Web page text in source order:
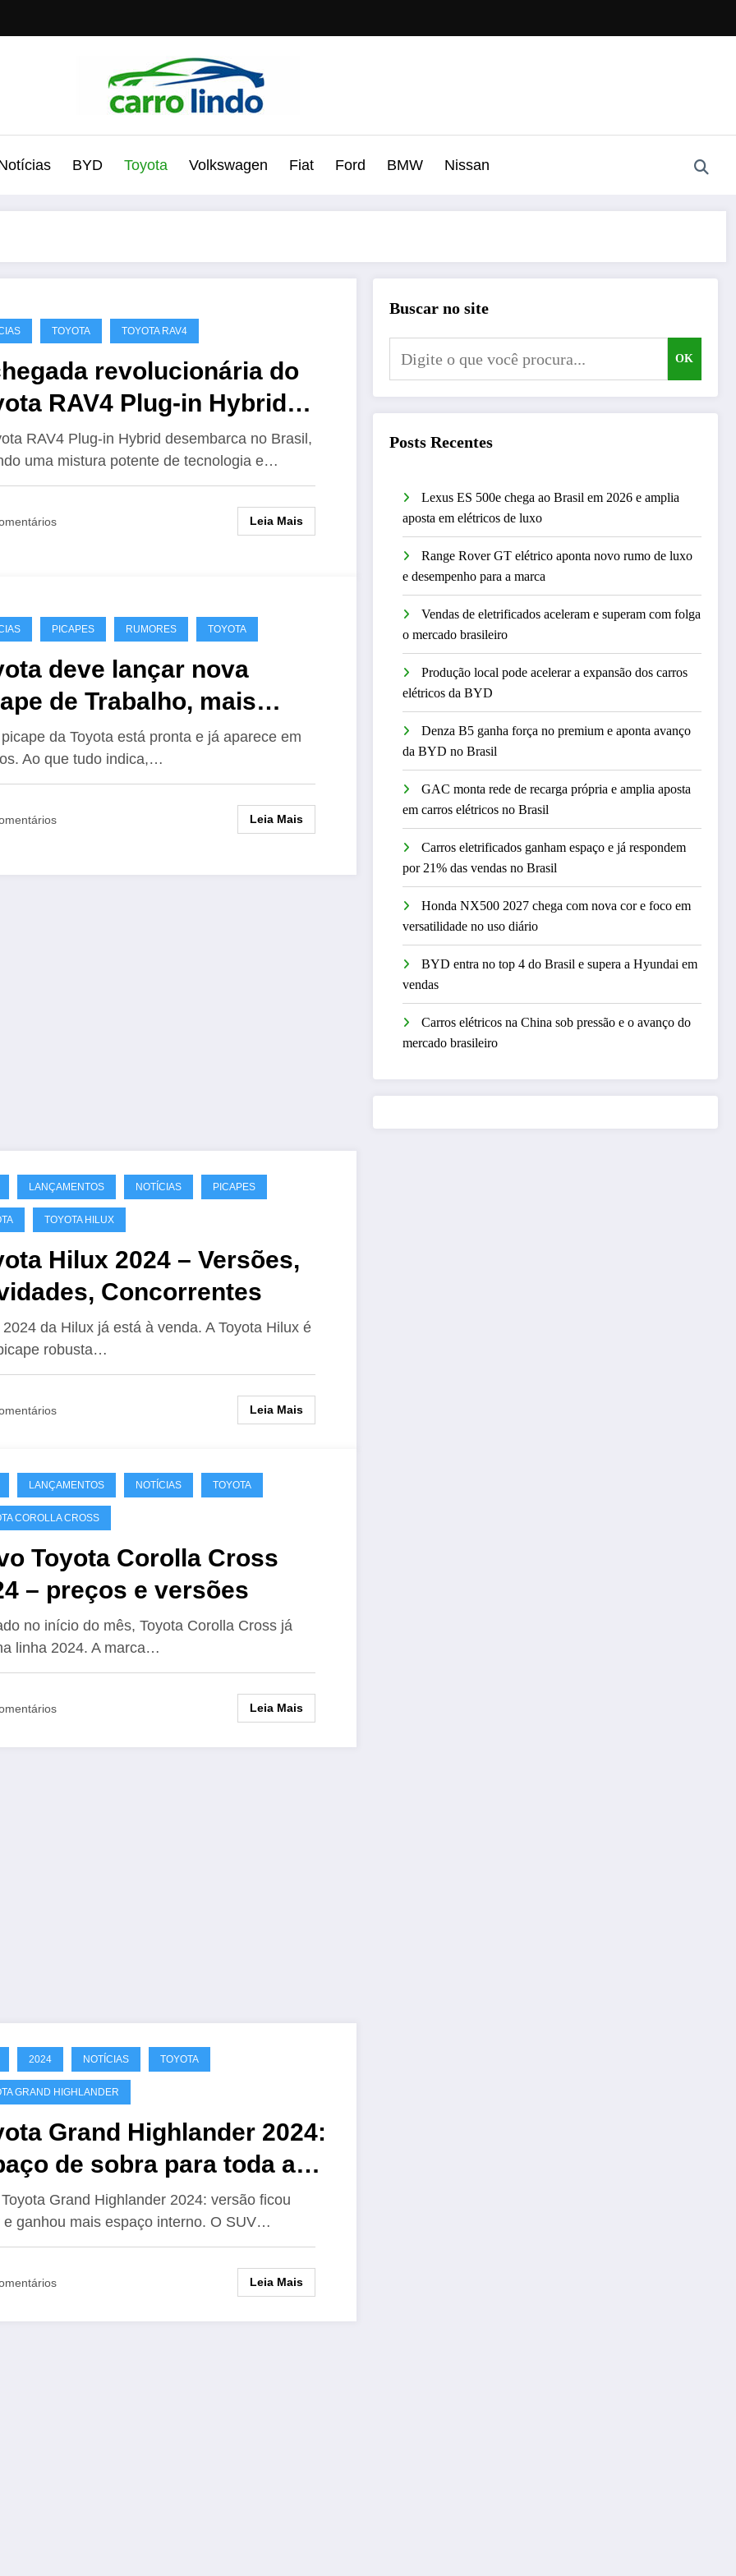
BYD Toyota Volkswagen Fiat Ford BMW Nissan
TOYOTA TOYOTA RAV4
revolucionária do
RAV4 Plug-in Hybrid
no Brasil
RAV4 Plug-in Hybrid desembarca no Brasil,
uma mistura potente de tecnologia e…
Leia Mais
PICAPES RUMORES TOYOTA
deve lançar nova
de Trabalho, mais
IMV0, em breve
da Toyota está pronta e já aparece em
Ao que tudo indica,…
Leia Mais
LANÇAMENTOS NOTÍCIAS PICAPES
TOYOTA HILUX
Hilux 2024 – Versões,
Concorrentes
da Hilux já está à venda. A Toyota Hilux é
robusta…
Leia Mais
LANÇAMENTOS NOTÍCIAS TOYOTA
COROLLA CROSS
Toyota Corolla Cross
– preços e versões
no início do mês, Toyota Corolla Cross já
linha 2024. A marca…
Leia Mais
2024 NOTÍCIAS TOYOTA
GRAND HIGHLANDER
Grand Highlander 2024:
de sobra para toda a
Grand Highlander 2024: versão ficou
e ganhou mais espaço interno. O SUV…
Leia Mais
Buscar no site
OK
Posts Recentes
Lexus ES 500e chega ao Brasil em 2026 e amplia
aposta em elétricos de luxo
Range Rover GT elétrico aponta novo rumo de luxo
e desempenho para a marca
Vendas de eletrificados aceleram e superam com folga
o mercado brasileiro
Produção local pode acelerar a expansão dos carros
elétricos da BYD
Denza B5 ganha força no premium e aponta avanço
da BYD no Brasil
GAC monta rede de recarga própria e amplia aposta
em carros elétricos no Brasil
Carros eletrificados ganham espaço e já respondem
por 21% das vendas no Brasil
Honda NX500 2027 chega com nova cor e foco em
versatilidade no uso diário
BYD entra no top 4 do Brasil e supera a Hyundai em
vendas
Carros elétricos na China sob pressão e o avanço do
mercado brasileiro